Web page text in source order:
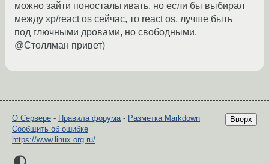
можно зайти поностальгивать, но если бы выбирал
между хр/react os сейчас, то react os, лучше быть
под глючными дровами, но свободными.
@Столлман привет)
Вверх
О Сервере - Правила форума- Разметка Markdown
Сообщить об ошибке
https://www.linux.org.ru/